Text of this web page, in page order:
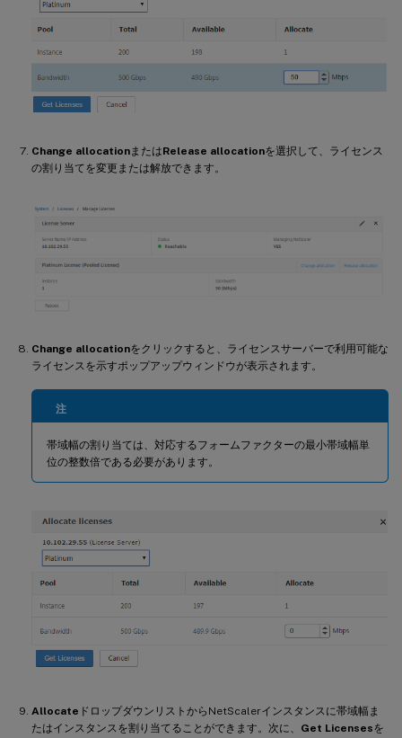
Change allocationまたはRelease allocationを選択して、ライセンス
の割り当てを変更または解放できます。
Change allocationをクリックすると、ライセンスサーバーで利用可能な
ライセンスを示すポップアップウィンドウが表示されます。
注
帯域幅の割り当ては、対応するフォームファクターの最小帯域幅単
位の整数倍である必要があります。
Allocate ドロップダウンリストからNetScalerインスタンスに帯域幅ま
たはインスタンスを割り当てることができます。次に、 Get Licensesを